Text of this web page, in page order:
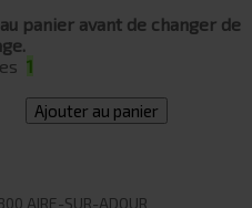
panier avant de changer de
1
Ajouter au panier
AIRE-SUR-ADOUR